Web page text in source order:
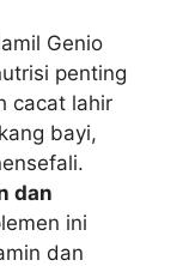
Genio
penting
cacat lahir
bayi,
dan
ini
dan